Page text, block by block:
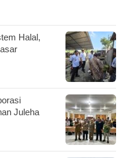
Halal,
Juleha